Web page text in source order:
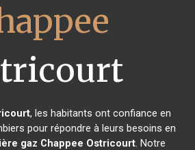
, les habitants ont confiance en
pour répondre à leurs besoins en
gaz Chappee Ostricourt. Notre